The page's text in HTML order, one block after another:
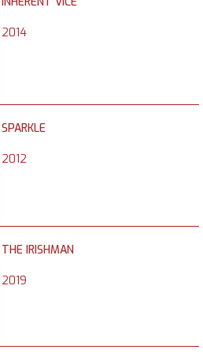
2014
SPARKLE
2012
THE IRISHMAN
2019